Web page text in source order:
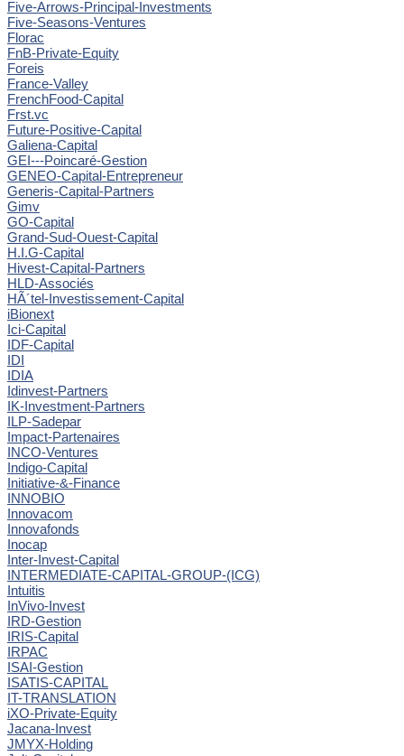
Five-Arrows-Principal-Investments
Five-Seasons-Ventures
Florac
FnB-Private-Equity
Foreis
France-Valley
FrenchFood-Capital
Frst.vc
Future-Positive-Capital
Galiena-Capital
GEI---Poincaré-Gestion
GENEO-Capital-Entrepreneur
Generis-Capital-Partners
Gimv
GO-Capital
Grand-Sud-Ouest-Capital
H.I.G-Capital
Hivest-Capital-Partners
HLD-Associés
HÃ´tel-Investissement-Capital
iBionext
Ici-Capital
IDF-Capital
IDI
IDIA
Idinvest-Partners
IK-Investment-Partners
ILP-Sadepar
Impact-Partenaires
INCO-Ventures
Indigo-Capital
Initiative-&-Finance
INNOBIO
Innovacom
Innovafonds
Inocap
Inter-Invest-Capital
INTERMEDIATE-CAPITAL-GROUP-(ICG)
Intuitis
InVivo-Invest
IRD-Gestion
IRIS-Capital
IRPAC
ISAI-Gestion
ISATIS-CAPITAL
IT-TRANSLATION
iXO-Private-Equity
Jacana-Invest
JMYX-Holding